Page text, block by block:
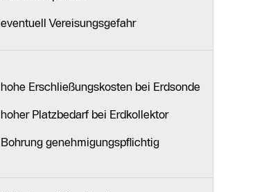
eventuell Vereisungsgefahr
hohe Erschließungskosten bei Erdsonde
hoher Platzbedarf bei Erdkollektor
Bohrung genehmigungspflichtig